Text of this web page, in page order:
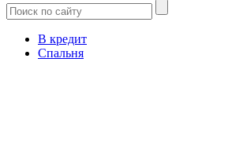
В кредит
Спальня